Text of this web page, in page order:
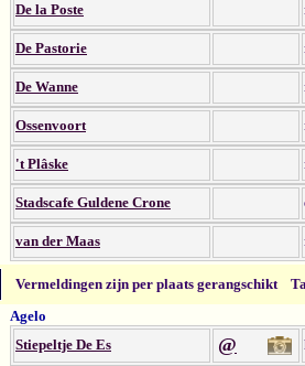
De la Poste
De Pastorie
De Wanne
Ossenvoort
't Plâske
Stadscafe Guldene Crone
van der Maas
Vermeldingen zijn per plaats gerangschikt
Agelo
Stiepeltje De Es
@